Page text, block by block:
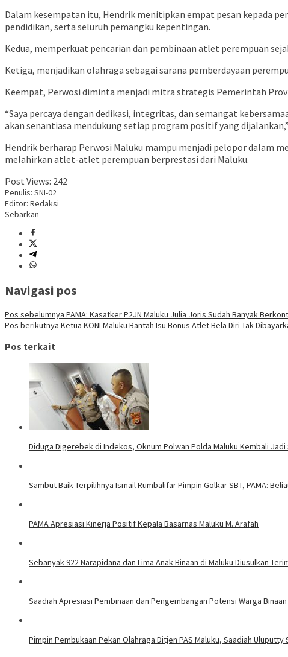
Dalam kesempatan itu, Hendrik menitipkan empat pesan kepada
pendidikan, serta seluruh pemangku kepentingan.
Kedua, memperkuat pencarian dan pembinaan atlet perempuan
Ketiga, menjadikan olahraga sebagai sarana pemberdayaan
Keempat, Perwosi diminta menjadi mitra strategis Pemerintah
“Saya percaya dengan dedikasi, integritas, dan semangat
akan senantiasa mendukung setiap program positif yang
Hendrik berharap Perwosi Maluku mampu menjadi pelopor dalam
melahirkan atlet-atlet perempuan berprestasi dari Maluku.
Post Views: 242
Penulis: SNI-02
Editor: Redaksi
Sebarkan
Navigasi pos
Pos sebelumnya PAMA: Kasatker P2JN Maluku Julia Joris Sudah Banyak
Pos berikutnya Ketua KONI Maluku Bantah Isu Bonus Atlet Bela Diri Tak
Pos terkait
Diduga Digerebek di Indekos, Oknum Polwan Polda Maluku Kembali
Sambut Baik Terpilihnya Ismail Rumbalifar Pimpin Golkar SBT, PAMA:
PAMA Apresiasi Kinerja Positif Kepala Basarnas Maluku M. Arafah
Sebanyak 922 Narapidana dan Lima Anak Binaan di Maluku Diusulkan
Saadiah Apresiasi Pembinaan dan Pengembangan Potensi Warga Binaan
Pimpin Pembukaan Pekan Olahraga Ditjen PAS Maluku, Saadiah